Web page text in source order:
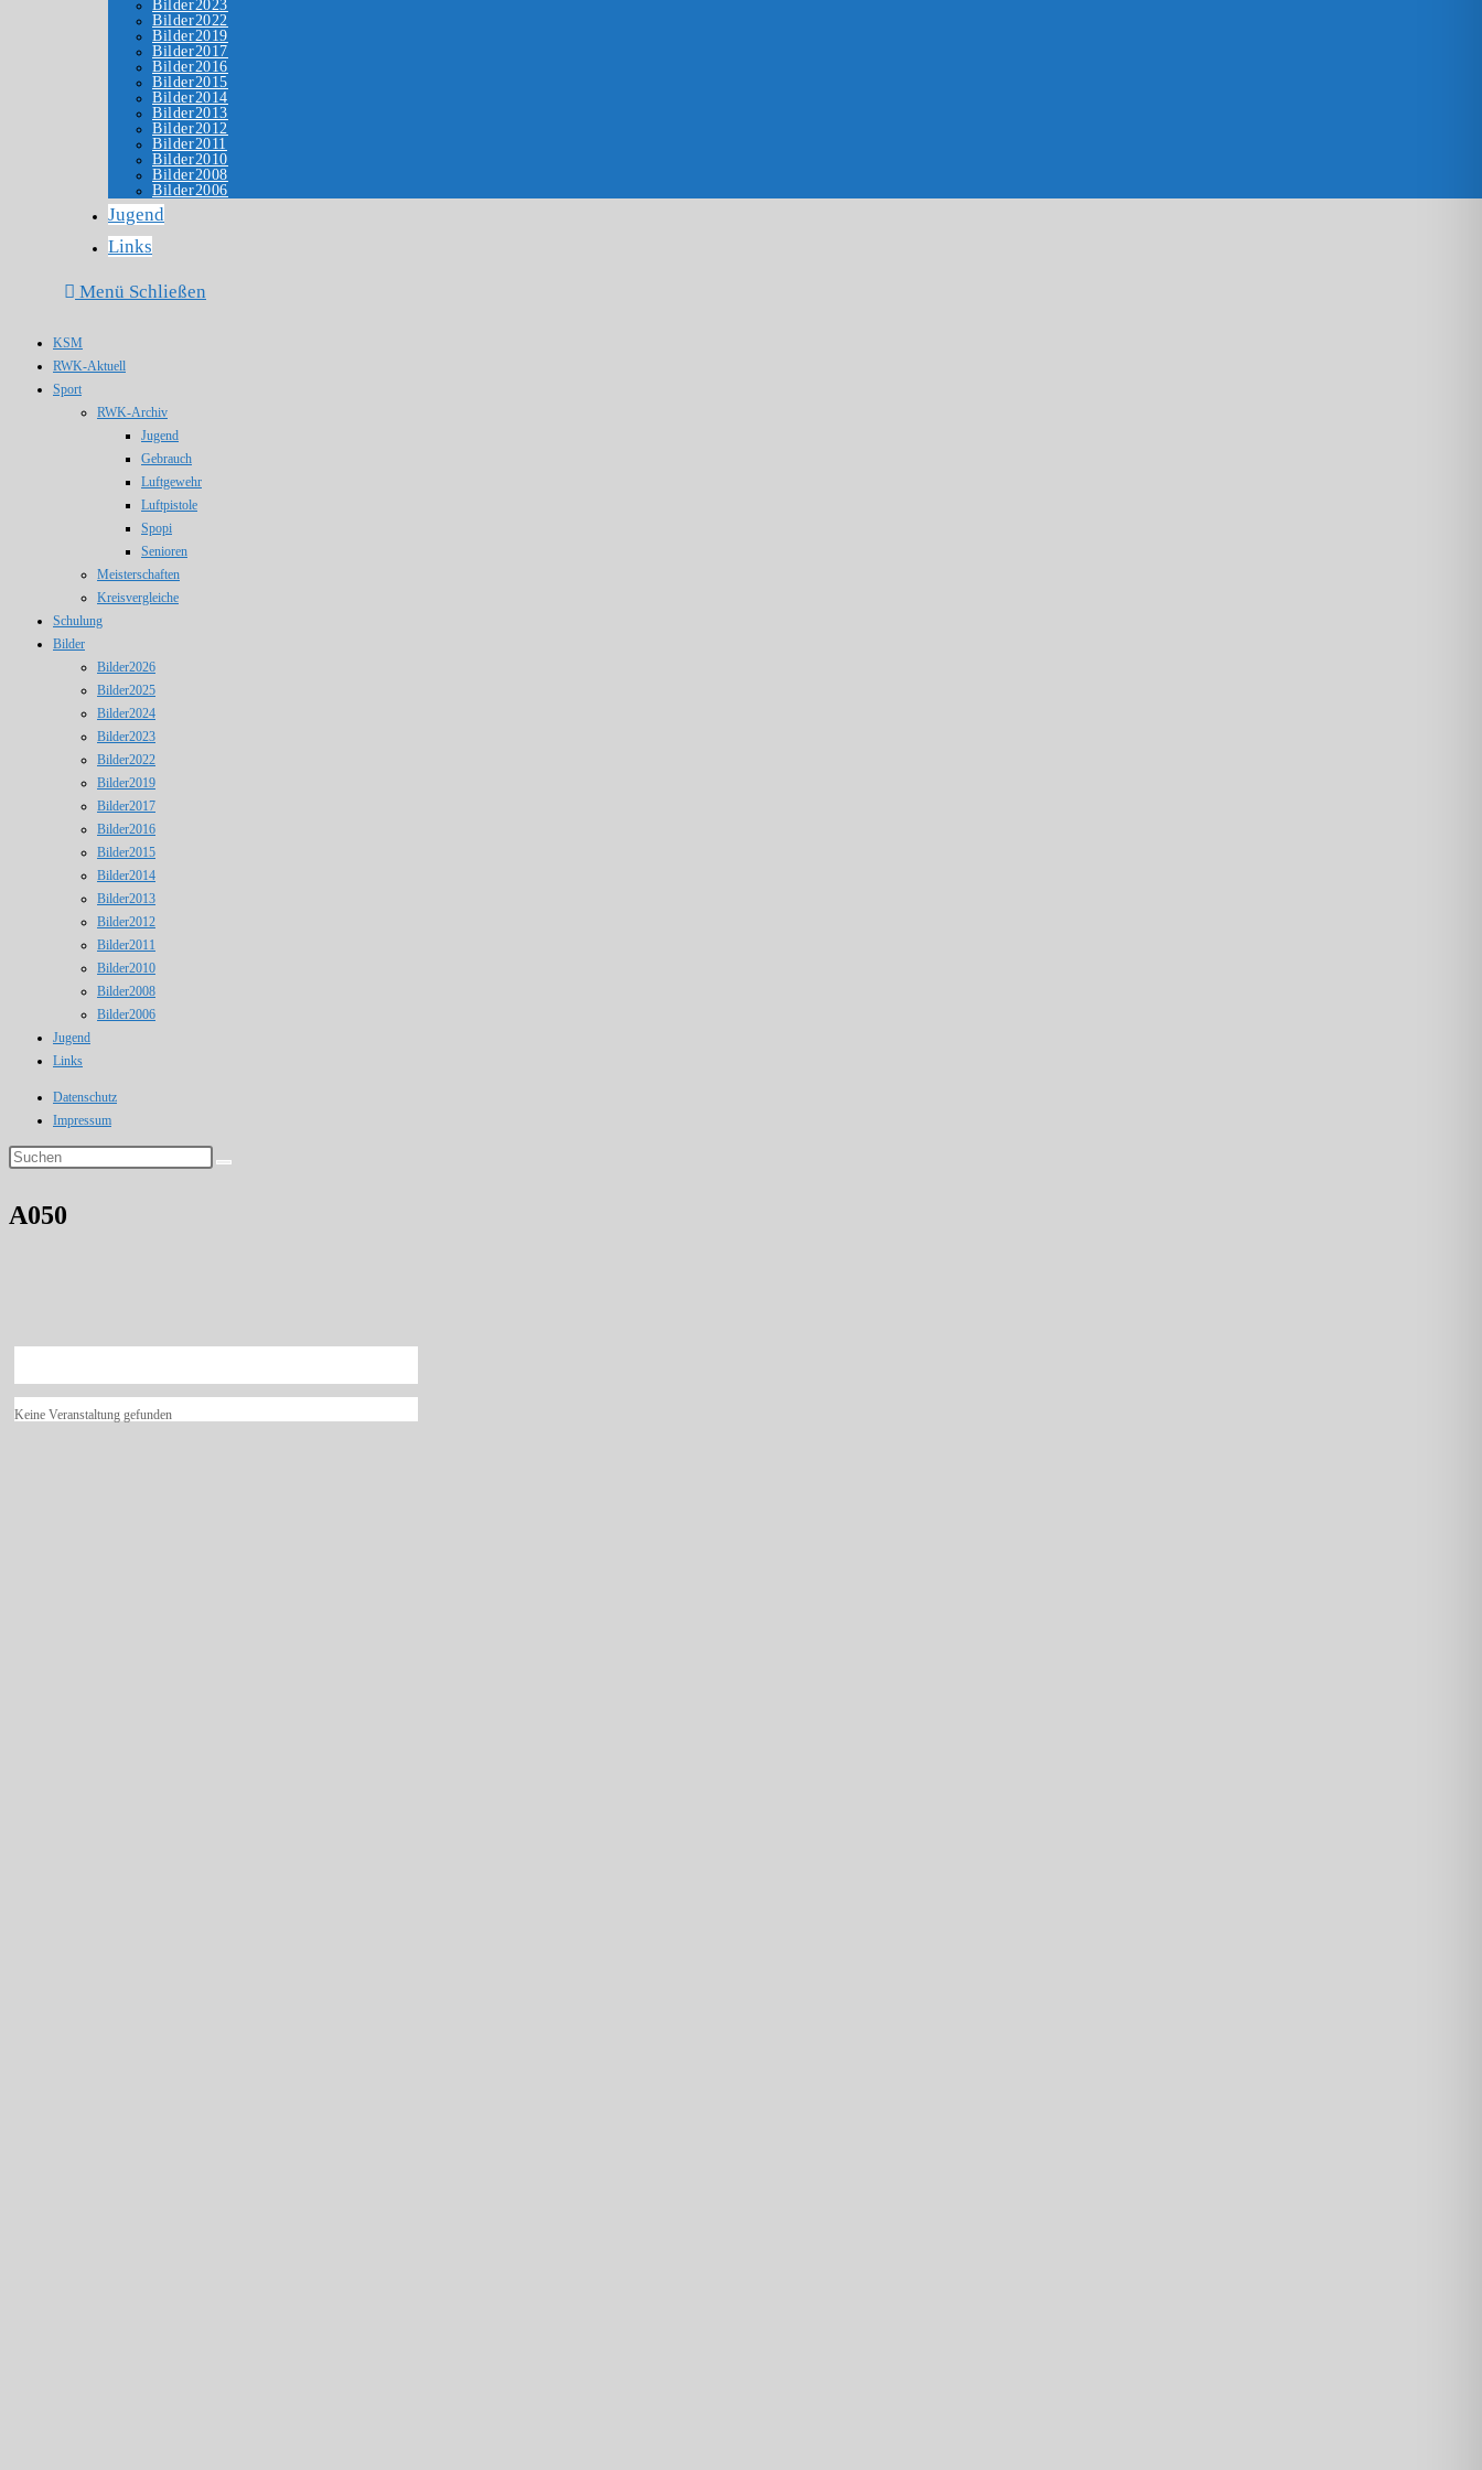
Bilder2023
Bilder2022
Bilder2019
Bilder2017
Bilder2016
Bilder2015
Bilder2014
Bilder2013
Bilder2012
Bilder2011
Bilder2010
Bilder2008
Bilder2006
Jugend
Links
Menü Schließen
KSM
RWK-Aktuell
Sport
RWK-Archiv
Jugend
Gebrauch
Luftgewehr
Luftpistole
Spopi
Senioren
Meisterschaften
Kreisvergleiche
Schulung
Bilder
Bilder2026
Bilder2025
Bilder2024
Bilder2023
Bilder2022
Bilder2019
Bilder2017
Bilder2016
Bilder2015
Bilder2014
Bilder2013
Bilder2012
Bilder2011
Bilder2010
Bilder2008
Bilder2006
Jugend
Links
Datenschutz
Impressum
Diese
Website
A050
Keine Veranstaltung gefunden